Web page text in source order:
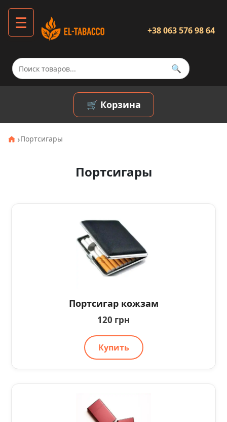
☰ +38 063 576 98 64
🔍
🛒 Корзина
›Портсигары
Портсигары
Портсигар кожзам
120 грн
Купить